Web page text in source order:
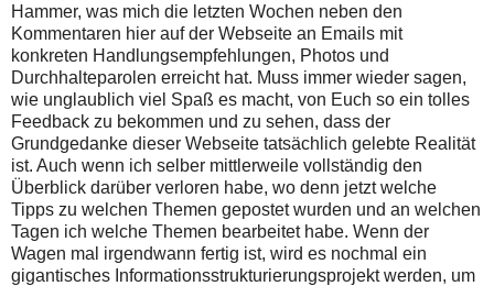
Hammer, was mich die letzten Wochen neben den
Kommentaren hier auf der Webseite an Emails mit
konkreten Handlungsempfehlungen, Photos und
Durchhalteparolen erreicht hat. Muss immer wieder sagen,
wie unglaublich viel Spaß es macht, von Euch so ein tolles
Feedback zu bekommen und zu sehen, dass der
Grundgedanke dieser Webseite tatsächlich gelebte Realität
ist. Auch wenn ich selber mittlerweile vollständig den
Überblick darüber verloren habe, wo denn jetzt welche
Tipps zu welchen Themen gepostet wurden und an welchen
Tagen ich welche Themen bearbeitet habe. Wenn der
Wagen mal irgendwann fertig ist, wird es nochmal ein
gigantisches Informationsstrukturierungsprojekt werden, um